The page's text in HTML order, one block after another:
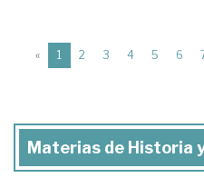
« 1 (current)
2 3 4 5 6
Materias de Historia